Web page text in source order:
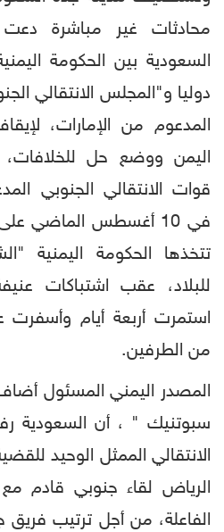
محادثات غير مباشرة دعت
السعودية بين الحكومة
دوليا و"المجلس الانتقالي
المدعوم من الإمارات،
اليمن ووضع حل
قوات الانتقالي الجنوبي
في 10 أغسطس الماضي
تتخذها الحكومة اليمنية
للبلاد، عقب اشتباكات
استمرت أربعة أيام
من الطرفين.
المصدر اليمني المسئول
سبوتنيك " ، أن السعودية
الانتقالي الممثل الوحيد
الرياض لقاء جنوبي قادم مع
الفاعلة، من أجل ترتيب